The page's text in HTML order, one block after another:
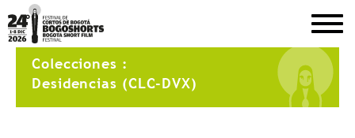
DEL 1 AL 8 DE DICIEMBRE DE 2026
Colecciones :
Desidencias (CLC-DVX)